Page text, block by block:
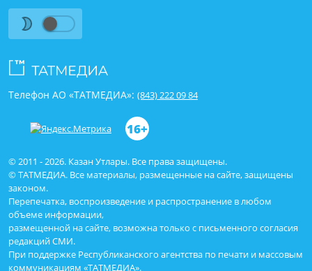
© 2011 - 2026. Казан Утлары. Все права защищены.
© ТАТМЕДИА. Все материалы, размещенные на сайте, защищены
законом.
Перепечатка, воспроизведение и распространение в любом
объеме информации,
размещенной на сайте, возможна только с письменного согласия
редакций СМИ.
При поддержке Республиканского агентства по печати и массовым
коммуникациям «ТАТМЕДИА».
Телефон АО «ТАТМЕДИА»: (843) 222 09 84
16+